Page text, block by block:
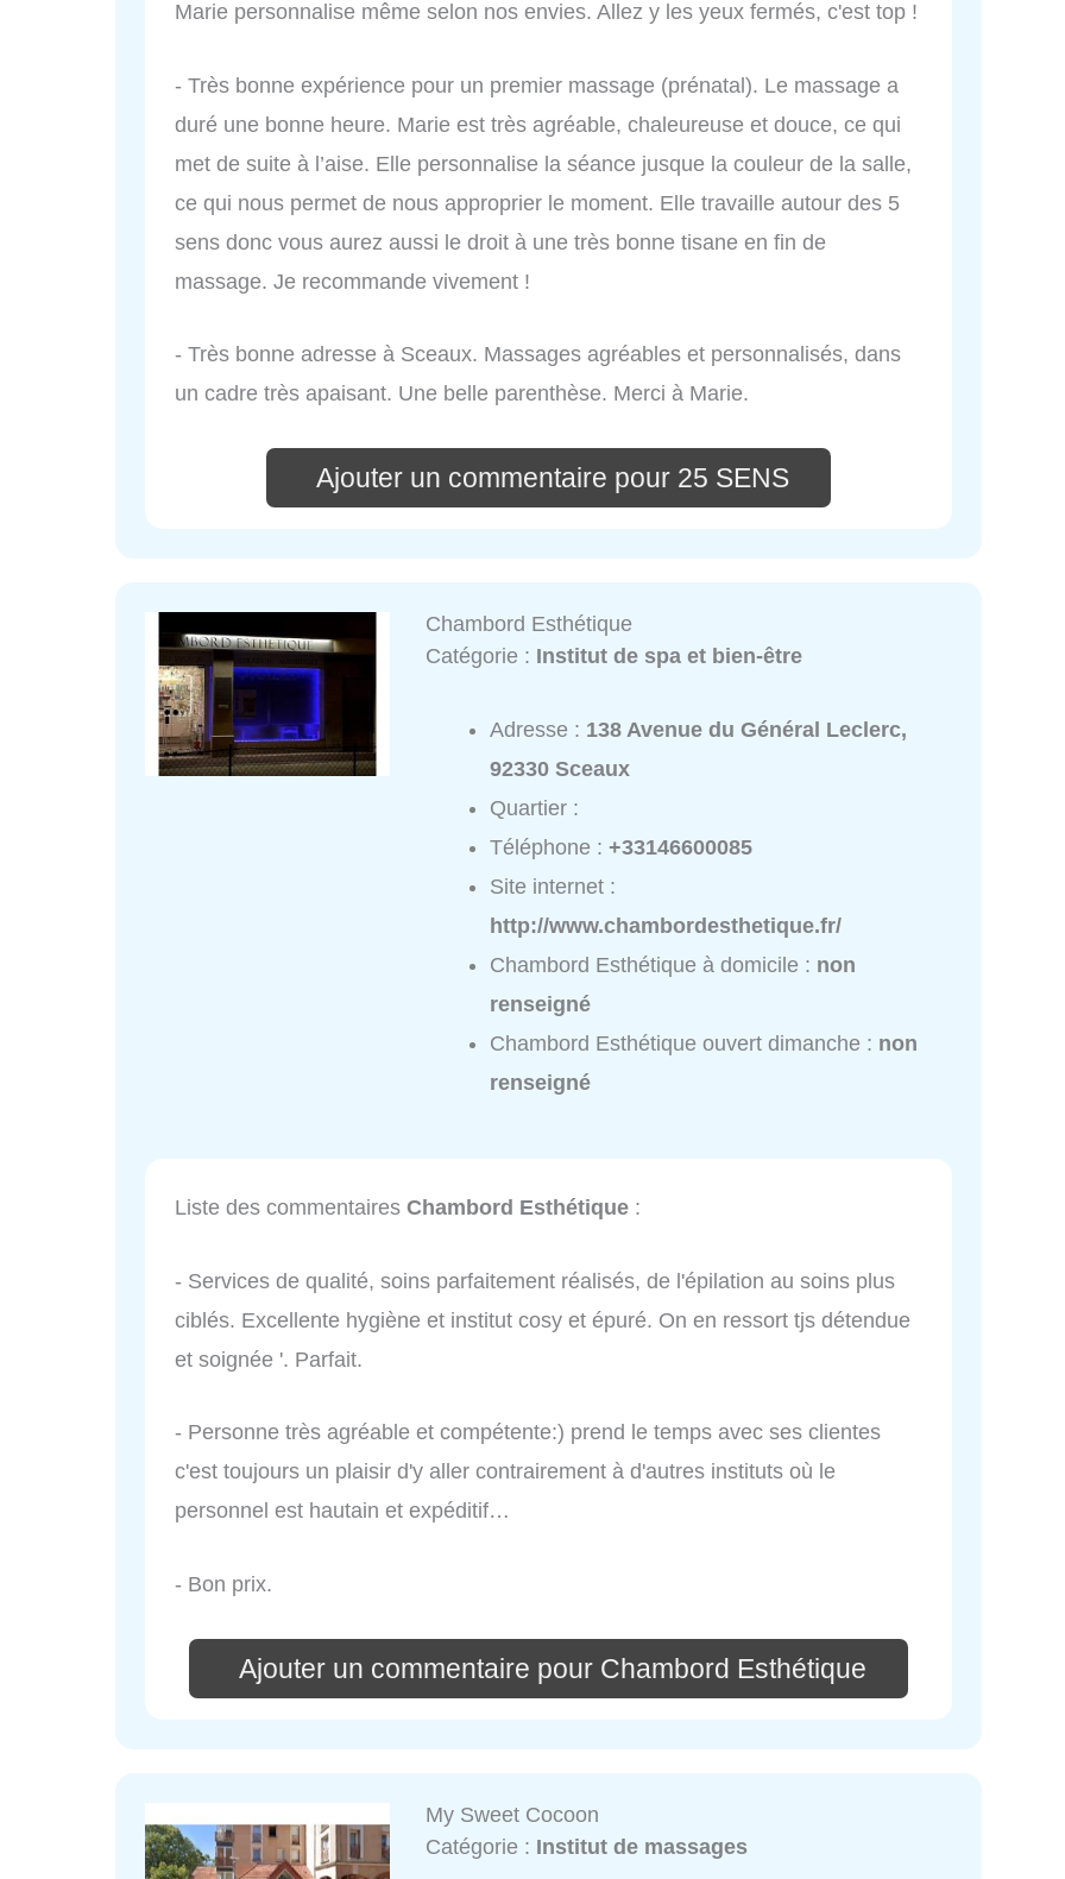
Marie personnalise même selon nos envies. Allez y les yeux fermés, c'est top !
- Très bonne expérience pour un premier massage (prénatal). Le massage a
duré une bonne heure. Marie est très agréable, chaleureuse et douce, ce qui
met de suite à l’aise. Elle personnalise la séance jusque la couleur de la salle,
ce qui nous permet de nous approprier le moment. Elle travaille autour des 5
sens donc vous aurez aussi le droit à une très bonne tisane en fin de
massage. Je recommande vivement !
- Très bonne adresse à Sceaux. Massages agréables et personnalisés, dans
un cadre très apaisant. Une belle parenthèse. Merci à Marie.
Ajouter un commentaire pour 25 SENS
Chambord Esthétique
Catégorie : Institut de spa et bien-être
Adresse : 138 Avenue du Général Leclerc,
92330 Sceaux
Quartier :
Téléphone :+33146600085
Site internet :
http://www.chambordesthetique.fr/
Chambord Esthétique à domicile : non
renseigné
Chambord Esthétique ouvert dimanche : non
renseigné
Liste des commentaires Chambord Esthétique :
- Services de qualité, soins parfaitement réalisés, de l'épilation au soins plus
ciblés. Excellente hygiène et institut cosy et épuré. On en ressort tjs détendue
et soignée '. Parfait.
- Personne très agréable et compétente:) prend le temps avec ses clientes
c'est toujours un plaisir d'y aller contrairement à d'autres instituts où le
personnel est hautain et expéditif…
- Bon prix.
Ajouter un commentaire pour Chambord Esthétique
My Sweet Cocoon
Catégorie : Institut de massages